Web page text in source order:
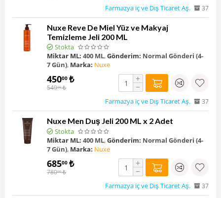
Farmazya iç ve Dış Ticaret Aş. 37
Nuxe Reve De Miel Yüz ve Makyaj
Temizleme Jeli 200 ML
Stokta
Miktar ML: 400 ML,Gönderim: Normal Gönderi (4-
7 Gün), Marka: Nuxe
45000 ₺
54900 ₺
+
−
Farmazya iç ve Dış Ticaret Aş. 37
Nuxe Men Duş Jeli 200 ML x 2 Adet
Stokta
Miktar ML: 400 ML,Gönderim: Normal Gönderi (4-
7 Gün), Marka: Nuxe
68500 ₺
78000 ₺
+
−
Farmazya iç ve Dış Ticaret Aş. 37